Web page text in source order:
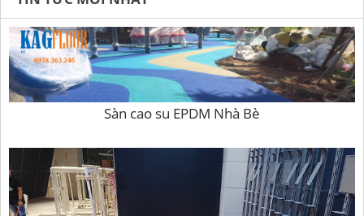
Sàn cao su EPDM Nhà Bè